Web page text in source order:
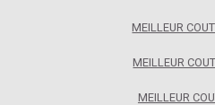
MEILLEUR
MEILLEUR
MEILLEUR